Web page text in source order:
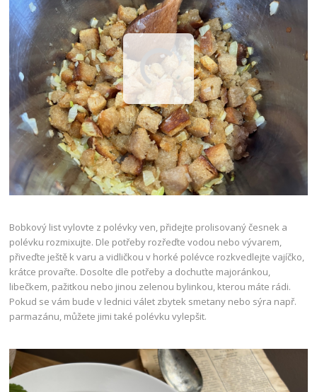
Bobkový list vylovte z polévky ven, přidejte prolisovaný česnek a
polévku rozmixujte. Dle potřeby rozřeďte vodou nebo vývarem,
přiveďte ještě k varu a vidličkou v horké polévce rozkvedlejte vajíčko,
krátce provařte. Dosolte dle potřeby a dochuťte majoránkou,
libečkem, pažitkou nebo jinou zelenou bylinkou, kterou máte rádi.
Pokud se vám bude v lednici válet zbytek smetany nebo sýra např.
parmazánu, můžete jimi také polévku vylepšit.